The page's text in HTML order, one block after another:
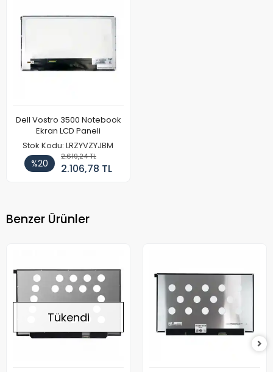
Dell Vostro 3500 Notebook
Ekran LCD Paneli
Stok Kodu: LRZYVZYJBM
%20
2.619,24 TL
2.106,78 TL
Benzer Ürünler
Tükendi